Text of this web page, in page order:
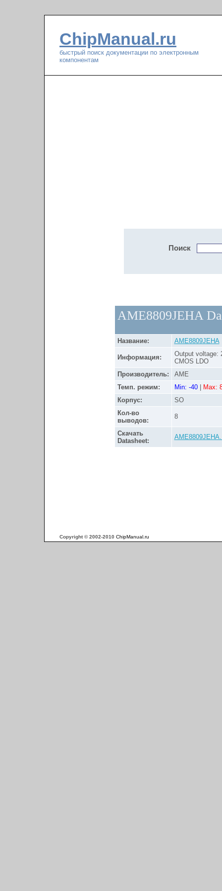
ChipManual.ru
быстрый поиск документации по электронным
компонентам
Поиск
AME8809JEHA
Название: AME8809JEHA
Информация:
Output voltage:
CMOS LDO
Производитель:
AME
Темп. режим:
Min: -40|
Max:
Корпус:
SO
Кол-во
выводов:
8
Скачать
Datasheet:
Copyright © 2002-2010 ChipManual.ru